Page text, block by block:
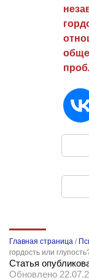
Главная страница /
гордость или
Статья
Обновлено